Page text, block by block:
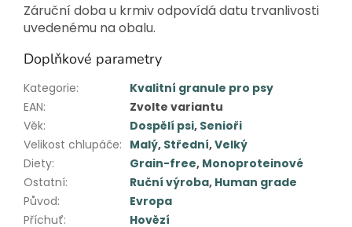
Záruční doba u krmiv odpovídá datu trvanlivosti
uvedenému na obalu.
Doplňkové parametry
Kategorie:
Kvalitní granule pro psy
EAN:
Zvolte variantu
Věk: Dospělí psi, Senioři
Velikost chlupáče: Malý, Střední,Velký
Diety: Grain-free, Monoproteinové
Ostatní: Ruční výroba, Human grade
Původ:
Evropa
Příchuť:
Hovězí